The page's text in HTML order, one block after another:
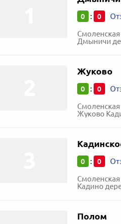
0 : 0
Дмыничи
Жуково
0 : 0
Жуково
0 : 0
Кадино
Полом